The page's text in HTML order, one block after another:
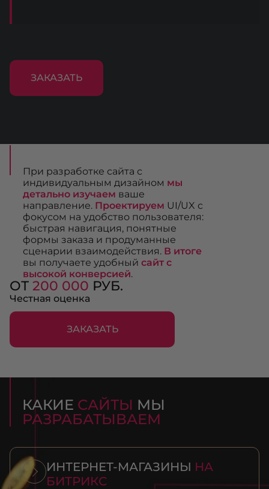
ЗАКАЗАТЬ
При разработке сайта с
индивидуальным дизайном мы
детально изучаем ваше
направление. Проектируем UI/UX с
фокусом на удобство пользователя:
быстрая навигация, понятные
формы заказа и продуманные
сценарии взаимодействия. В итоге
вы получаете удобный сайт с
высокой конверсией.
ОТ 200 000 РУБ.
Честная оценка
ЗАКАЗАТЬ
КАКИЕ САЙТЫ МЫ
РАЗРАБАТЫВАЕМ
ИНТЕРНЕТ-МАГАЗИНЫ НА
БИТРИКС